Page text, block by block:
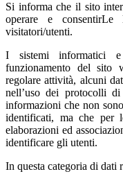
Si informa che il sito
operare e
visitatori/utenti.
I sistemi informatici
funzionamento del sito
regolare attività, alcuni
nell’uso dei protocolli
informazioni che non
identificati, ma che per
elaborazioni ed
identificare gli utenti.
In questa categoria di dati